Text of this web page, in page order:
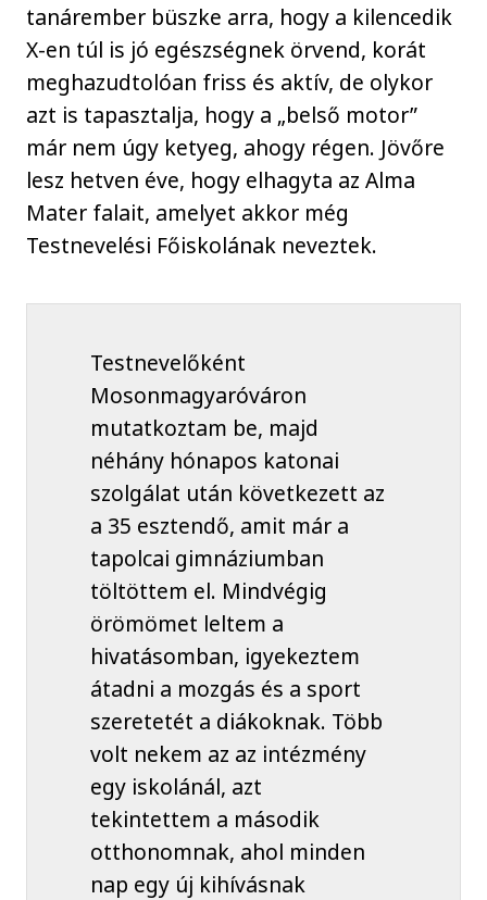
tanárember büszke arra, hogy a kilencedik
X-en túl is jó egészségnek örvend, korát
meghazudtolóan friss és aktív, de olykor
azt is tapasztalja, hogy a „belső motor”
már nem úgy ketyeg, ahogy régen. Jövőre
lesz hetven éve, hogy elhagyta az Alma
Mater falait, amelyet akkor még
Testnevelési Főiskolának neveztek.
Testnevelőként
Mosonmagyaróváron
mutatkoztam be, majd
néhány hónapos katonai
szolgálat után következett az
a 35 esztendő, amit már a
tapolcai gimnáziumban
töltöttem el. Mindvégig
örömömet leltem a
hivatásomban, igyekeztem
átadni a mozgás és a sport
szeretetét a diákoknak. Több
volt nekem az az intézmény
egy iskolánál, azt
tekintettem a második
otthonomnak, ahol minden
nap egy új kihívásnak